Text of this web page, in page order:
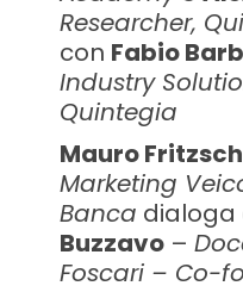
Researcher,
con Fabio
Industry
Quintegia
Mauro
Marketing
Banca dialoga
Buzzavo –
Foscari – Co-